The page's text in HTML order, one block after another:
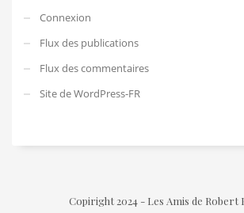
Connexion
Flux des publications
Flux des commentaires
Site de WordPress-FR
Copiright 2024 - Les Amis de Robert